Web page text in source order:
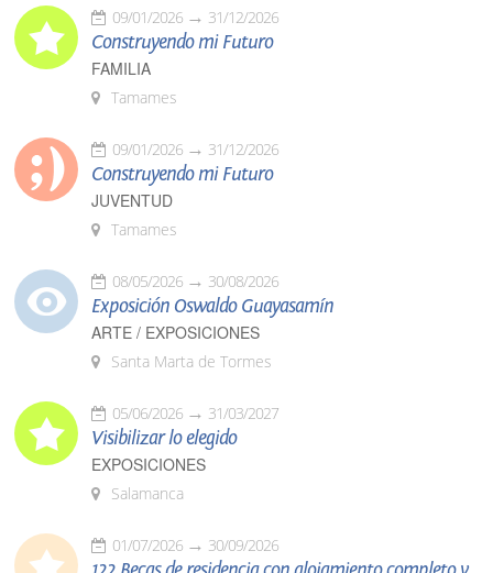
09/01/2026 31/12/2026
Construyendo mi Futuro
FAMILIA
Tamames
09/01/2026 31/12/2026
Construyendo mi Futuro
JUVENTUD
Tamames
08/05/2026 30/08/2026
Exposición Oswaldo Guayasamín
ARTE / EXPOSICIONES
Santa Marta de Tormes
05/06/2026 31/03/2027
Visibilizar lo elegido
EXPOSICIONES
Salamanca
01/07/2026 30/09/2026